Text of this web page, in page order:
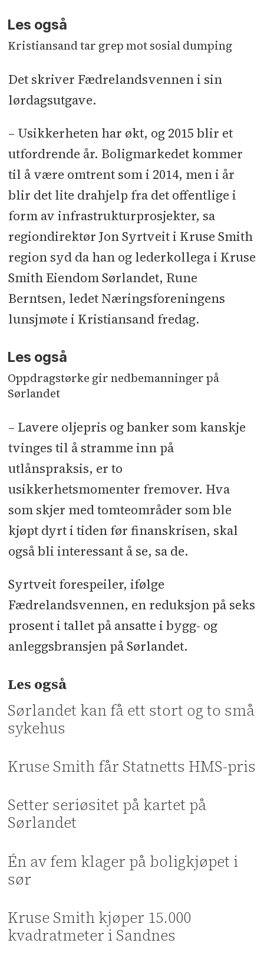
Les også
Kristiansand tar grep mot sosial dumping
Det skriver Fædrelandsvennen i sin
lørdagsutgave.
– Usikkerheten har økt, og 2015 blir et
utfordrende år. Boligmarkedet kommer
til å være omtrent som i 2014, men i år
blir det lite drahjelp fra det offentlige i
form av infrastrukturprosjekter, sa
regiondirektør Jon Syrtveit i Kruse Smith
region syd da han og lederkollega i Kruse
Smith Eiendom Sørlandet, Rune
Berntsen, ledet Næringsforeningens
lunsjmøte i Kristiansand fredag.
Les også
Oppdragstørke gir nedbemanninger på
Sørlandet
– Lavere oljepris og banker som kanskje
tvinges til å stramme inn på
utlånspraksis, er to
usikkerhetsmomenter fremover. Hva
som skjer med tomteområder som ble
kjøpt dyrt i tiden før finanskrisen, skal
også bli interessant å se, sa de.
Syrtveit forespeiler, ifølge
Fædrelandsvennen, en reduksjon på seks
prosent i tallet på ansatte i bygg- og
anleggsbransjen på Sørlandet.
Les også
Sørlandet kan få ett stort og to små
sykehus
Kruse Smith får Statnetts HMS-pris
Setter seriøsitet på kartet på
Sørlandet
Én av fem klager på boligkjøpet i
sør
Kruse Smith kjøper 15.000
kvadratmeter i Sandnes